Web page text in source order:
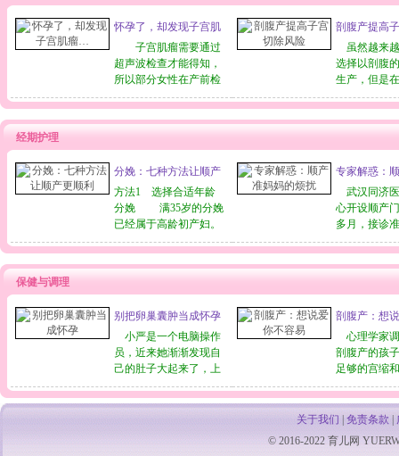
半两烧于瓶中，熏下
部，有效。 4、妇
女阴肿作痒。用狼
法相对更可
为关注自己
怀孕了，却发现子宫肌
子宫肌瘤需要通过
超声波检查才能得知，
所以部分女性在产前检
查时，会意外发现子宫
肌瘤的存在，此时可依
据子宫肌瘤的大小、数
取“积极诊断、保守治
疗”的原则加以处理。
剖腹产提高
虽然越来
选择以剖腹
生产，但是
择背后似乎
忽视的风险
牛津大学国
Unit）的资
Marian
经期护理
分娩：七种方法让顺产
更顺利
方法1 选择合适年龄
分娩 满35岁的分娩
已经属于高龄初产妇。
随着年龄的增长。妊娠
与分娩的危险系数升
高。 首先，年龄过
张，子宫的收缩力和阴
道的伸张力也较差，以
至于
专家解惑：
的烦扰
武汉同济
心开设顺产
多月，接诊
多位，这些
过顺产将宝
但是却有着
点痛？ 【
岁的张女士
保健与调理
别把卵巢囊肿当成怀孕
小严是一个电脑操作
员，近来她渐渐发现自
己的肚子大起来了，上
医院看病，内科医生竟
告诉她已怀孕五个月。
剖腹产：想
心理学家
剖腹产的孩
足够的宫缩
程，对孩子
形成和足够
有严重影响
过分敏感，
击别人，不
关于我们 免责条款
© 2016-2022 育儿网